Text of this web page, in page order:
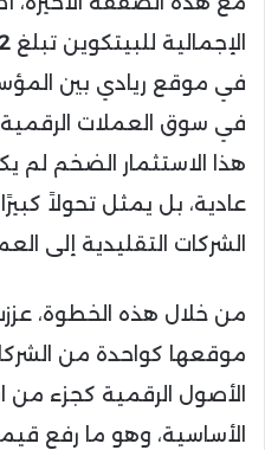
الإجمالية للبيتكوين تبلغ
في موقع ريادي بين
في سوق العملات
هذا الاستثمار الضخم لم
عادية، بل يمثل تحولاً
الشركات التقليدية إلى
من خلال هذه الخطوة،
موقعها كواحدة من
الأصول الرقمية كجزء من
الأساسية، وهو ما رفع